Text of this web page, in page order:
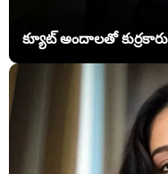
క్యూట్ అందాలతో కుర్రకారు